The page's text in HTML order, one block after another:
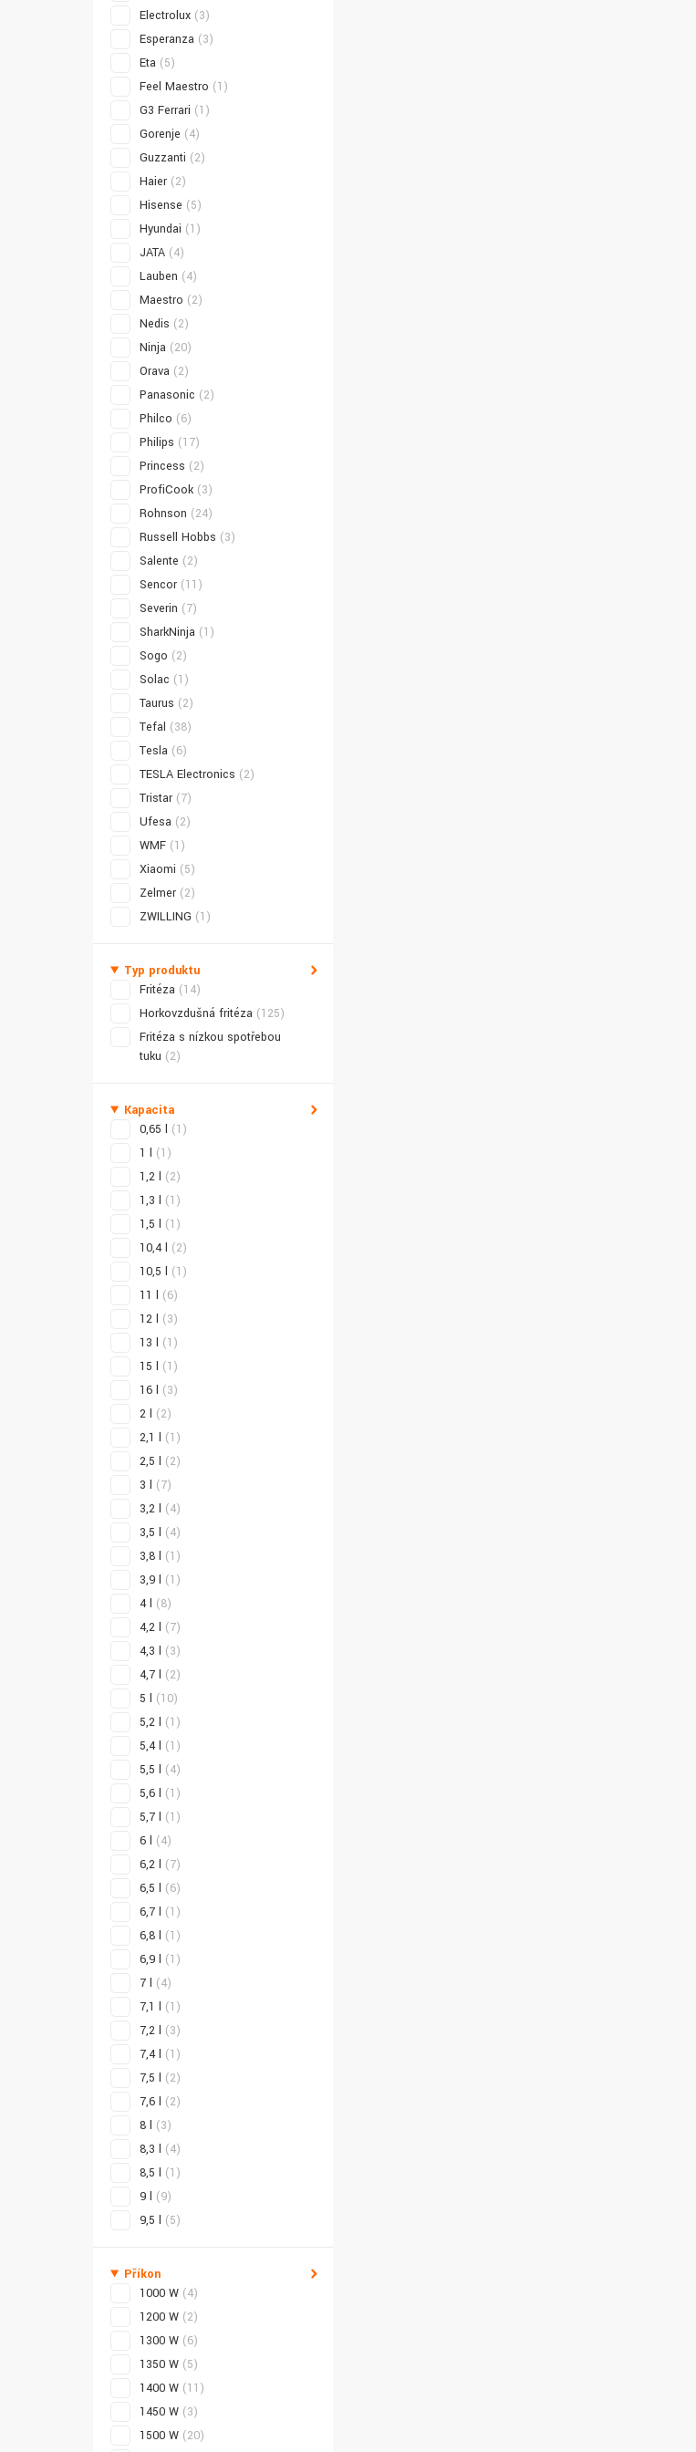
Electrolux (3)
Esperanza (3)
Eta (5)
Feel Maestro (1)
G3 Ferrari (1)
Gorenje (4)
Guzzanti (2)
Haier (2)
Hisense (5)
Hyundai (1)
JATA (4)
Lauben (4)
Maestro (2)
Nedis (2)
Ninja (20)
Orava (2)
Panasonic (2)
Philco (6)
Philips (17)
Princess (2)
ProfiCook (3)
Rohnson (24)
Russell Hobbs (3)
Salente (2)
Sencor (11)
Severin (7)
SharkNinja (1)
Sogo (2)
Solac (1)
Taurus (2)
Tefal (38)
Tesla (6)
TESLA Electronics (2)
Tristar (7)
Ufesa (2)
WMF (1)
Xiaomi (5)
Zelmer (2)
ZWILLING (1)
Typ produktu
Fritéza (14)
Horkovzdušná fritéza (125)
Fritéza s nízkou spotřebou
tuku (2)
Kapacita
0,65 l (1)
1 l (1)
1,2 l (2)
1,3 l (1)
1,5 l (1)
10,4 l (2)
10,5 l (1)
11 l (6)
12 l (3)
13 l (1)
15 l (1)
16 l (3)
2 l (2)
2,1 l (1)
2,5 l (2)
3 l (7)
3,2 l (4)
3,5 l (4)
3,8 l (1)
3,9 l (1)
4 l (8)
4,2 l (7)
4,3 l (3)
4,7 l (2)
5 l (10)
5,2 l (1)
5,4 l (1)
5,5 l (4)
5,6 l (1)
5,7 l (1)
6 l (4)
6,2 l (7)
6,5 l (6)
6,7 l (1)
6,8 l (1)
6,9 l (1)
7 l (4)
7,1 l (1)
7,2 l (3)
7,4 l (1)
7,5 l (2)
7,6 l (2)
8 l (3)
8,3 l (4)
8,5 l (1)
9 l (9)
9,5 l (5)
Příkon
1000 W (4)
1200 W (2)
1300 W (6)
1350 W (5)
1400 W (11)
1450 W (3)
1500 W (20)